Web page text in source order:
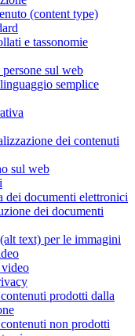
(content type)
e tassonomie
sul web
semplice
dei contenuti
sul web
dei documenti elettronici
dei documenti
text) per le immagini
prodotti dalla
non prodotti